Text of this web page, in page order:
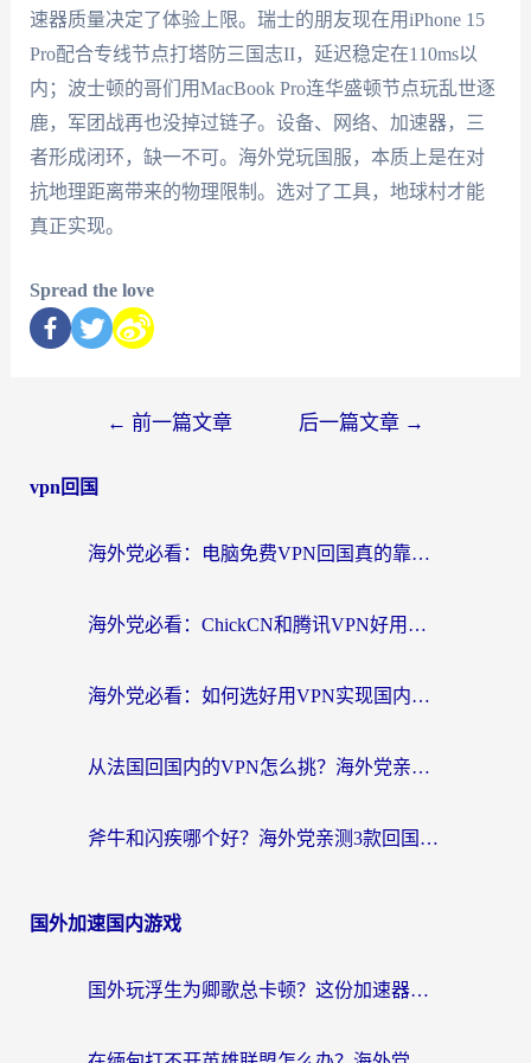
速器质量决定了体验上限。瑞士的朋友现在用iPhone 15
Pro配合专线节点打塔防三国志II，延迟稳定在110ms以
内；波士顿的哥们用MacBook Pro连华盛顿节点玩乱世逐
鹿，军团战再也没掉过链子。设备、网络、加速器，三
者形成闭环，缺一不可。海外党玩国服，本质上是在对
抗地理距离带来的物理限制。选对了工具，地球村才能
真正实现。
Spread the love
← 前一篇文章 后一篇文章 →
vpn回国
海外党必看：电脑免费VPN回国真的靠谱吗？附实测对比与最优方案指南
海外党必看：ChickCN和腾讯VPN好用吗？3招选对回国加速器，告别地区限制
海外党必看：如何选好用VPN实现国内资源无缝访问？从越南到全球都适用
从法国回国内的VPN怎么挑？海外党亲测：稳定、多端、安全才是关键
斧牛和闪疾哪个好？海外党亲测3款回国加速器，教你选到不踩坑的那一款
国外加速国内游戏
国外玩浮生为卿歌总卡顿？这份加速器选择指南帮你找回丝滑体验